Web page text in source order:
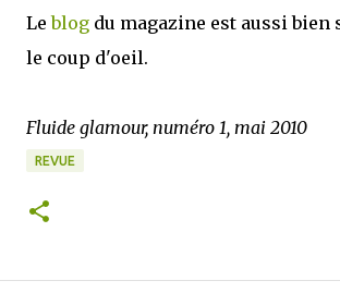
Leblog du magazine est aussi bien
le coup d'oeil.
Fluide glamour, numéro 1, mai 2010
REVUE